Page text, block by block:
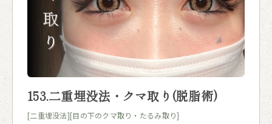
153.二重埋没法・クマ取り(脱脂術)
[二重埋没法][目の下のクマ取り・たるみ取り]